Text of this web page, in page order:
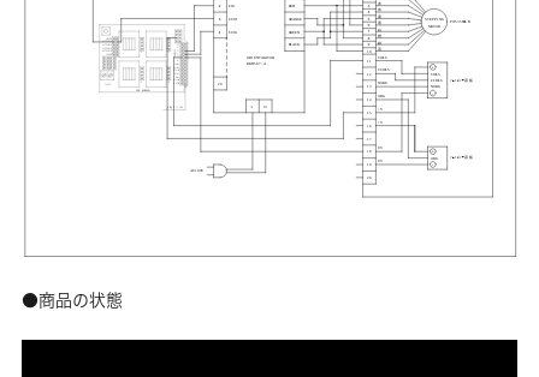
●商品の状態